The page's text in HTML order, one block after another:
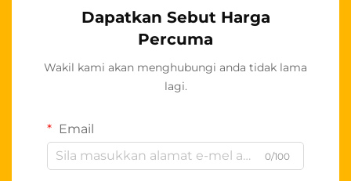
Dapatkan Sebut Harga
Percuma
Wakil kami akan menghubungi anda tidak lama
lagi.
Email
0/100